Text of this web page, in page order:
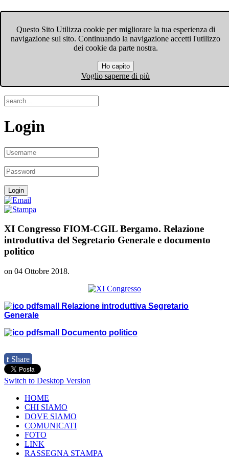
Questo Sito Utilizza cookie per migliorare la tua esperienza di
navigazione sul sito. Continuando la navigazione accetti l'utilizzo
dei cookie da parte nostra.
Ho capito
Voglio saperne di più
Menu
Login
XI Congresso FIOM-CGIL Bergamo. Relazione
introduttiva del Segretario Generale e documento
politico
on 04 Ottobre 2018.
Relazione introduttiva Segretario
Generale
Documento politico
f Share
Switch to Desktop Version
HOME
CHI SIAMO
DOVE SIAMO
COMUNICATI
FOTO
LINK
RASSEGNA STAMPA